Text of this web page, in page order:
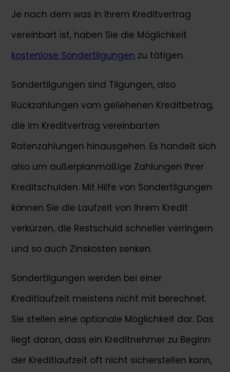
Je nach dem was in Ihrem Kreditvertrag
vereinbart ist, haben Sie die Möglichkeit
kostenlose Sondertilgungen zu tätigen.
Sondertilgungen sind Tilgungen, also
Rückzahlungen vom geliehenen Kreditbetrag,
die im Kreditvertrag vereinbarten
Ratenzahlungen hinausgehen. Es handelt sich
also um außerplanmäßige Zahlungen Ihrer
Kreditschulden. Mit Hilfe von Sondertilgungen
können Sie die Laufzeit von Ihrem Kredit
verkürzen, die Restschuld schneller verringern
und so auch Zinskosten senken.
Sondertilgungen werden bei einer
Kreditlaufzeit meistens nicht mit berechnet.
Sie stellen eine optionale Möglichkeit dar. Das
liegt daran, dass ein Kreditnehmer zu Beginn
der Kreditlaufzeit oft nicht sicherstellen kann,